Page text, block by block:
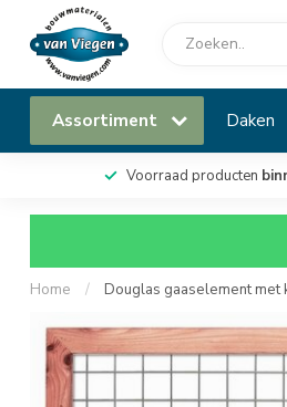
Assortiment Daken
Voorraad producten
Home / Douglas gaaselement met